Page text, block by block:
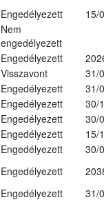
Engedélyezett
15/
Nem
engedélyezett
Engedélyezett
Visszavont
31/
Engedélyezett
31/
Engedélyezett
30/
Engedélyezett
30/
Engedélyezett
15/
Engedélyezett
30/
Engedélyezett
Engedélyezett
31/